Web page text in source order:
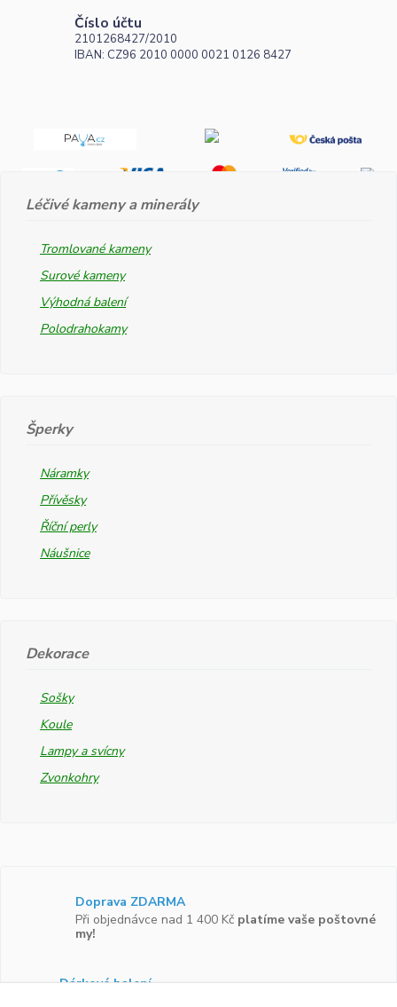
Číslo účtu
2101268427/2010
IBAN: CZ96 2010 0000 0021 0126 8427
Léčivé kameny a minerály
Tromlované kameny
Surové kameny
Výhodná balení
Polodrahokamy
Šperky
Náramky
Přívěsky
Říční perly
Náušnice
Dekorace
Sošky
Koule
Lampy a svícny
Zvonkohry
Doprava ZDARMA
Při objednávce nad 1 400 Kč platíme vaše poštovné
my!
Dárkové balení